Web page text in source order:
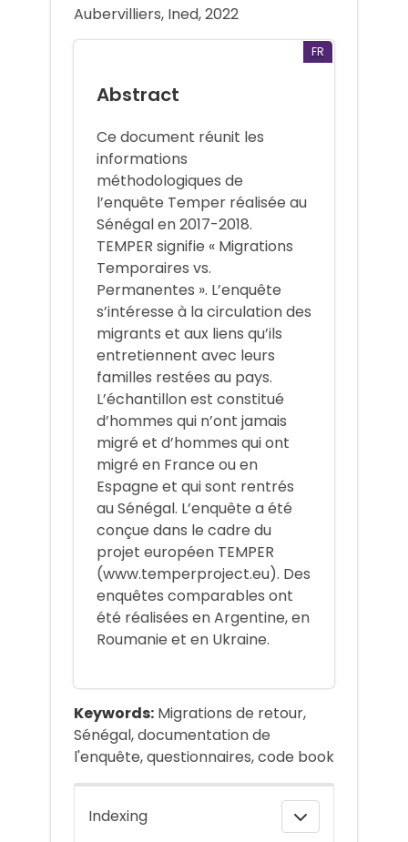
Aubervilliers, Ined, 2022
FR
Abstract
Ce document réunit les
informations
méthodologiques de
l’enquête Temper réalisée au
Sénégal en 2017-2018.
TEMPER signifie « Migrations
Temporaires vs.
Permanentes ». L’enquête
s’intéresse à la circulation des
migrants et aux liens qu’ils
entretiennent avec leurs
familles restées au pays.
L’échantillon est constitué
d’hommes qui n’ont jamais
migré et d’hommes qui ont
migré en France ou en
Espagne et qui sont rentrés
au Sénégal. L’enquête a été
conçue dans le cadre du
projet européen TEMPER
(www.temperproject.eu). Des
enquêtes comparables ont
été réalisées en Argentine, en
Roumanie et en Ukraine.
Keywords: Migrations de retour,
Sénégal, documentation de
l'enquête, questionnaires, code book
Indexing